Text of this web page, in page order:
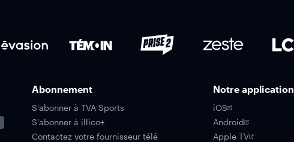
Abonnement
S'abonner à TVA Sports
S'abonner à illico+
Contactez votre fournisseur télé
Notre application
iOS
Android
Apple TV